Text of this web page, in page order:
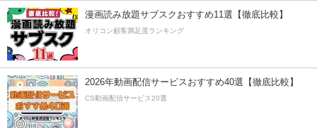
漫画読み放題サブスクおすすめ11選【徹底比較】
オリコン顧客満足度ランキング
2026年動画配信サービスおすすめ40選【徹底比較】
CS動画配信サービス20選